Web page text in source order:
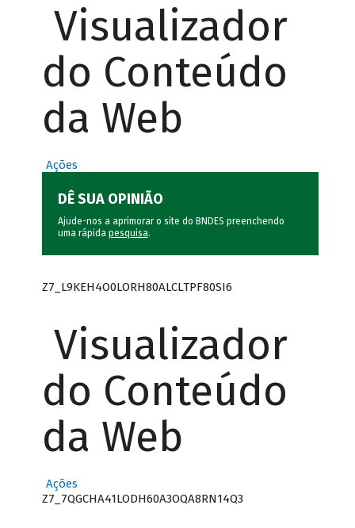
Visualizador
do Conteúdo
da Web
Ações
DÊ SUA OPINIÃO
Ajude-nos a aprimorar o site do BNDES preenchendo
uma rápida pesquisa.
Z7_L9KEH4O0LORH80ALCLTPF80SI6
Visualizador
do Conteúdo
da Web
Ações
Z7_7QGCHA41LODH60A3OQA8RN14Q3